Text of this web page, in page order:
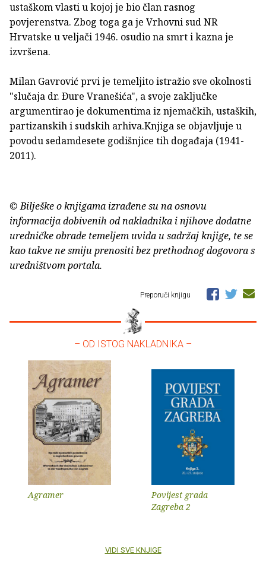
ustaškom vlasti u kojoj je bio član rasnog
povjerenstva. Zbog toga ga je Vrhovni sud NR
Hrvatske u veljači 1946. osudio na smrt i kazna je
izvršena.
Milan Gavrović prvi je temeljito istražio sve okolnosti
"slučaja dr. Ðure Vranešića", a svoje zaključke
argumentirao je dokumentima iz njemačkih, ustaških,
partizanskih i sudskih arhiva.Knjiga se objavljuje u
povodu sedamdesete godišnjice tih događaja (1941-
2011).
© Bilješke o knjigama izrađene su na osnovu
informacija dobivenih od nakladnika i njihove dodatne
uredničke obrade temeljem uvida u sadržaj knjige, te se
kao takve ne smiju prenositi bez prethodnog dogovora s
uredništvom portala.
Preporuči knjigu
– OD ISTOG NAKLADNIKA –
Agramer
Povijest grada
Zagreba 2
VIDI SVE KNJIGE